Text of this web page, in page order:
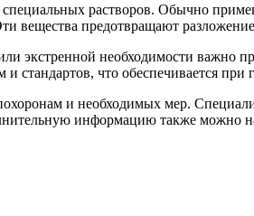
растворов. Обычно
вещества предотвращают
экстренной необходимости важно
стандартов, что обеспечивается при
и необходимых мер.
информацию также можно